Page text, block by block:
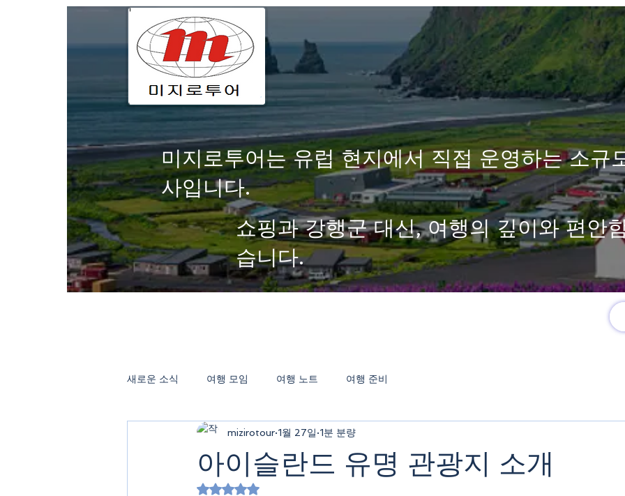
미지로투어는 유럽 현지에서 직접 운영하는 소규
사입니다.
쇼핑과 강행군 대신, 여행의 깊이와 편안
습니다.
새로운 소식 여행 모임 여행 노트 여행 준비
아이슬란드 유명 관광지 소개
mizirotour 1월 27일 1분 분량
별점 5점 중 NaN점을 주었습니다.